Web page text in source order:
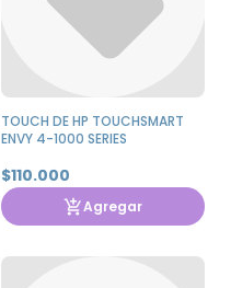
TOUCH DE HP TOUCHSMART
ENVY 4-1000 SERIES
$110.000
Agregar